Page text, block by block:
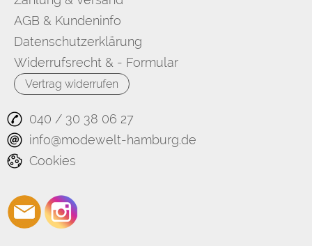
AGB & Kundeninfo
Datenschutzerklärung
Widerrufsrecht & - Formular
Vertrag widerrufen
040 / 30 38 06 27
info@modewelt-hamburg.de
Cookies